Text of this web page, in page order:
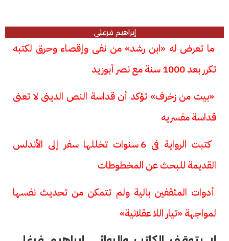
إبراهيم فرغلى
ما تعرض له «ابن رشد» من نفى وإقصاء وحرق لكتبه
تكرر بعد 1000 سنة مع نصر أبوزيد
«بيت من زخرف» تؤكد أن قداسة النص الدينى لا تعنى
قداسة مفسريه
كتبت الرواية فى 6 سنوات تخللها سفر إلى الأندلس
القديمة للبحث عن المخطوطات
أدوات المثقفين بالية ولم تتمكن من تحديث نفسها
لمواجهة «تيار اللا عقلانية»